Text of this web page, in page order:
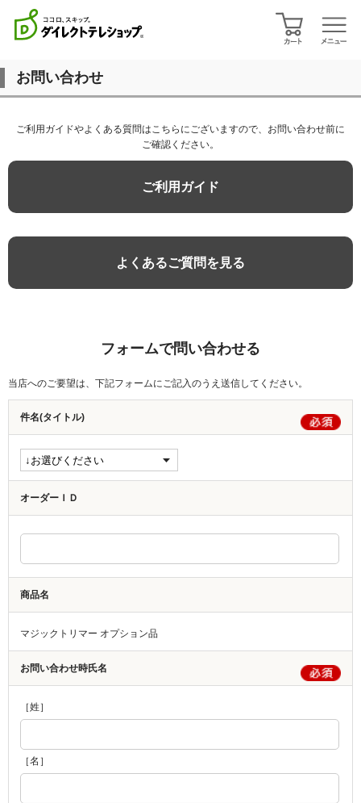
お問い合わせ
ご利用ガイドやよくある質問はこちらにございますので、お問い合わせ前に
ご確認ください。
ご利用ガイド
よくあるご質問を見る
フォームで問い合わせる
当店へのご要望は、下記フォームにご記入のうえ送信してください。
件名(タイトル)
オーダーＩＤ
商品名
マジックトリマー オプション品
お問い合わせ時氏名
［姓］
［名］